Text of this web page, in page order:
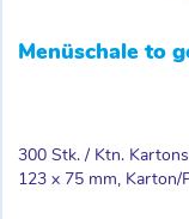
Menüschale to
300 Stk. / Ktn.
123 x 75 mm, Karton/